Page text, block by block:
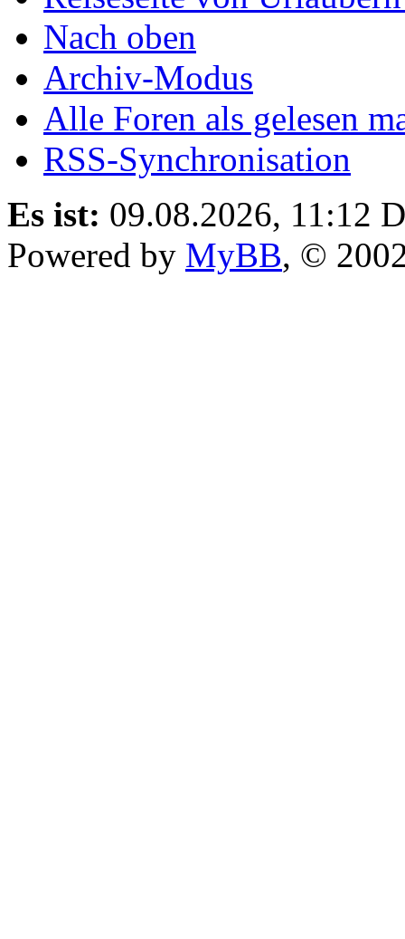
Nach oben
Archiv-Modus
Alle Foren als gelesen
RSS-Synchronisation
Es ist: 09.08.2026, 11:12
Powered by MyBB, ©